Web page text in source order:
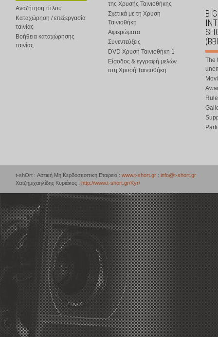
Αναζήτηση τίτλου
Καταχώρηση / επεξεργασία
ταινίας
Βοήθεια καταχώρησης
ταινίας
της Χρυσής Ταινιοθήκης
Σχετικά με τη Χρυσή
Ταινιοθήκη
Αφιερώματα
Συνεντεύξεις
DVD Χρυσή Ταινιοθήκη 1
Είσοδος & εγγραφή μελών
στη Χρυσή Ταινιοθήκη
The
t-shOrt : Αστική Μη Κερδοσκοπική Εταιρεία : www.t-short.gr : info@t-short.gr
Χατζημιχαηλίδης Κυριάκος : http://www.t-short.gr/Kyr/